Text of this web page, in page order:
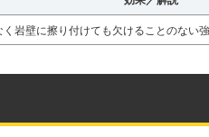
岩壁に擦り付けても欠けることのない